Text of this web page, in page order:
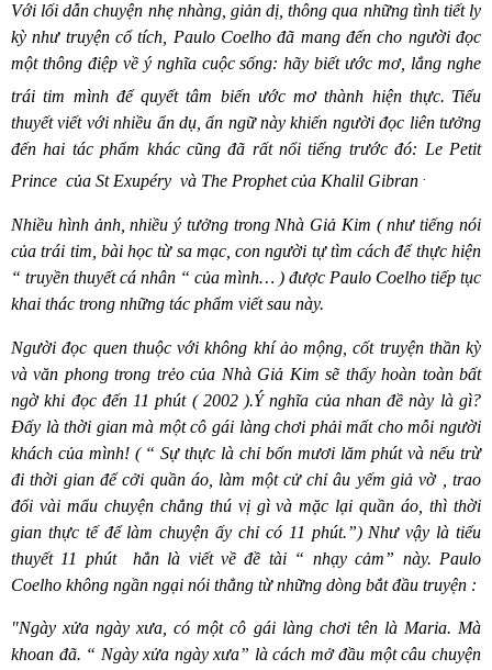
Với lối dẫn chuyện nhẹ nhàng, giản dị, thông qua những tình tiết ly
kỳ như truyện cổ tích, Paulo Coelhođã mang đến cho người đọc
một thông điệp về ý nghĩa cuộc sống: hãy biết ước mơ, lắng nghe
trái tim mình để quyết tâm biến ước mơ thành hiện thực. Tiểu
thuyết viết với nhiều ẩn dụ, ẩn ngữ này khiến người đọc liên tưởng
đến hai tác phẩm khác cũng đã rất nổi tiếng trước đó: Le Petit
Prince của St Exupéry và The Prophetcủa Khalil Gibran
Nhiều hình ảnh, nhiều ý tưởng trong Nhà Giả Kim ( như tiếng nói
của trái tim, bài học từ sa mạc, con người tự tìm cách để thực hiện
“ truyền thuyết cá nhân “ của mình… ) được Paulo Coelho tiếp tục
khai thác trong những tác phẩm viết sau này.
Người đọc quen thuộc với không khí ảo mộng, cốt truyện thần kỳ
và văn phong trong trẻo của Nhà Giả Kim sẽ thấy hoàn toàn bất
ngờ khi đọc đến 11 phút ( 2002 ).Ý nghĩa của nhan đề này là gì?
Đấy là thời gian mà một cô gái làng chơi phải mất cho mỗi người
khách của mình! ( “ Sự thực là chỉ bốn mươi lăm phút và nếu trừ
đi thời gian để cởi quần áo, làm một cử chỉ âu yếm giả vờ , trao
đổi vài mẩu chuyện chẳng thú vị gì và mặc lại quần áo, thì thời
gian thực tế để làm chuyện ấy chỉ có 11 phút.”) Như vậy là tiểu
thuyết 11 phút
hẳn là viết về đề tài “ nhạy cảm” này. Paulo
Coelho không ngần ngại nói thẳng từ những dòng bắt đầu truyện :
"Ngày xửa ngày xưa, có một cô gái làng chơi tên là Maria. Mà
khoan đã. “ Ngày xửa ngày xưa” là cách mở đầu một câu chuyện